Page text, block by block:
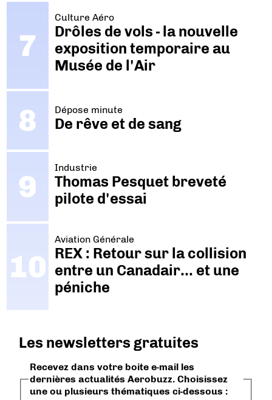
Culture Aéro
Drôles de vols - la nouvelle
exposition temporaire au
Musée de l'Air
Dépose minute
De rêve et de sang
Industrie
Thomas Pesquet breveté
pilote d'essai
Aviation Générale
REX : Retour sur la collision
entre un Canadair… et une
péniche
Les newsletters gratuites
Recevez dans votre boite e-mail les
dernières actualités Aerobuzz. Choisissez
une ou plusieurs thématiques ci-dessous :